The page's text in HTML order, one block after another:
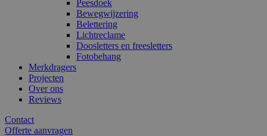
Peesdoek
Bewegwijzering
Belettering
Lichtreclame
Doosletters en freesletters
Fotobehang
Merkdragers
Projecten
Over ons
Reviews
Contact
Offerte aanvragen